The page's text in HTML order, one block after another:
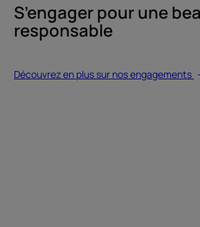
S’engager pour une
responsable
Découvrez en plus sur nos engagements